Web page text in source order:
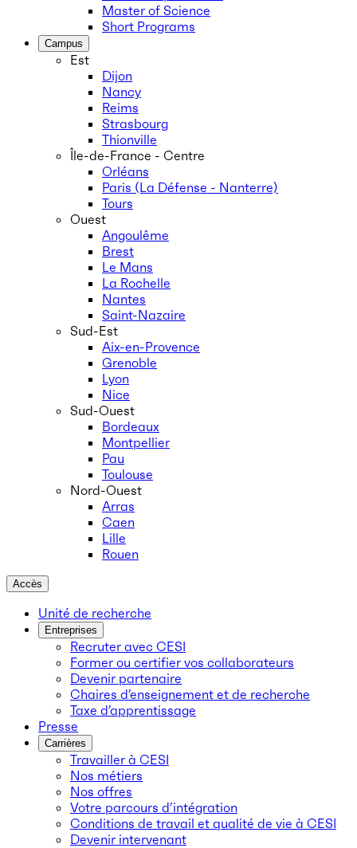
Master of Science
Short Programs
Campus
Est
Dijon
Nancy
Reims
Strasbourg
Thionville
Île-de-France - Centre
Orléans
Paris (La Défense - Nanterre)
Tours
Ouest
Angoulême
Brest
Le Mans
La Rochelle
Nantes
Saint-Nazaire
Sud-Est
Aix-en-Provence
Grenoble
Lyon
Nice
Sud-Ouest
Bordeaux
Montpellier
Pau
Toulouse
Nord-Ouest
Arras
Caen
Lille
Rouen
Accès
Unité de recherche
Entreprises
Recruter avec CESI
Former ou certifier vos collaborateurs
Devenir partenaire
Chaires d’enseignement et de recherche
Taxe d’apprentissage
Presse
Carrières
Travailler à CESI
Nos métiers
Nos offres
Votre parcours d’intégration
Conditions de travail et qualité de vie à CESI
Devenir intervenant